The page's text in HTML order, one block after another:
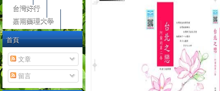
台灣好行
嘉南藥理大學
首頁
文章
留言